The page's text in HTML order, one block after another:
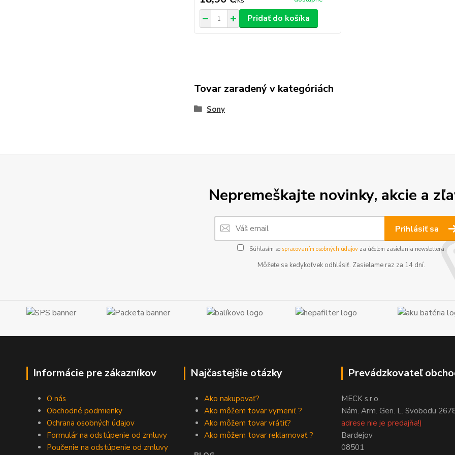
Pridať do košíka
Tovar zaradený v kategóriách
Sony
Nepremeškajte novinky, akcie a
Prihlásiť sa
Súhlasím so spracovaním osobných údajovza účelom zasielania newslettera.
Môžete sa kedykoľvek odhlásiť. Zasielame raz za 14 dní.
Informácie pre zákazníkov
O nás
Obchodné podmienky
Ochrana osobných údajov
Formulár na odstúpenie od zmluvy
Poučenie na odstúpenie od zmluvy
Najčastejšie otázky
Ako nakupovať?
Ako môžem tovar vymeniť ?
Ako môžem tovar vrátiť?
Ako môžem tovar reklamovať ?
Prevádzkovateľ
MECK s.r.o.
Nám. Arm. Gen. L. Svobodu
adrese nie je predajňa!)
Bardejov
08501